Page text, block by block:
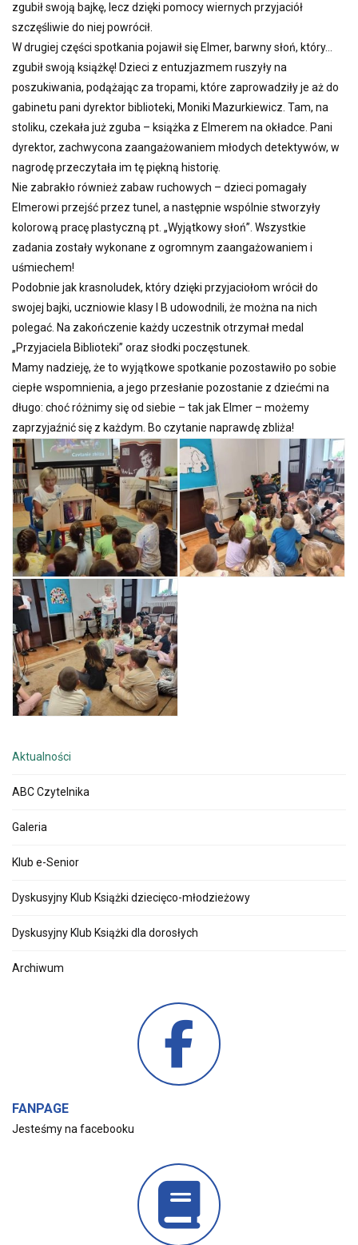
zgubił swoją bajkę, lecz dzięki pomocy wiernych przyjaciół
szczęśliwie do niej powrócił.
W drugiej części spotkania pojawił się Elmer, barwny słoń, który…
zgubił swoją książkę! Dzieci z entuzjazmem ruszyły na
poszukiwania, podążając za tropami, które zaprowadziły je aż do
gabinetu pani dyrektor biblioteki, Moniki Mazurkiewicz. Tam, na
stoliku, czekała już zguba – książka z Elmerem na okładce. Pani
dyrektor, zachwycona zaangażowaniem młodych detektywów, w
nagrodę przeczytała im tę piękną historię.
Nie zabrakło również zabaw ruchowych – dzieci pomagały
Elmerowi przejść przez tunel, a następnie wspólnie stworzyły
kolorową pracę plastyczną pt. „Wyjątkowy słoń”. Wszystkie
zadania zostały wykonane z ogromnym zaangażowaniem i
uśmiechem!
Podobnie jak krasnoludek, który dzięki przyjaciołom wrócił do
swojej bajki, uczniowie klasy I B udowodnili, że można na nich
polegać. Na zakończenie każdy uczestnik otrzymał medal
„Przyjaciela Biblioteki” oraz słodki poczęstunek.
Mamy nadzieję, że to wyjątkowe spotkanie pozostawiło po sobie
ciepłe wspomnienia, a jego przesłanie pozostanie z dziećmi na
długo: choć różnimy się od siebie – tak jak Elmer – możemy
zaprzyjaźnić się z każdym. Bo czytanie naprawdę zbliża!
Aktualności
ABC Czytelnika
Galeria
Klub e-Senior
Dyskusyjny Klub Książki dziecięco-młodzieżowy
Dyskusyjny Klub Książki dla dorosłych
Archiwum
FANPAGE
Jesteśmy na facebooku